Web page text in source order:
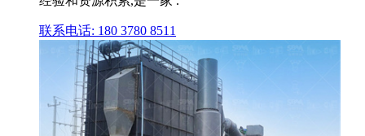
联系电话: 180 3780 8511